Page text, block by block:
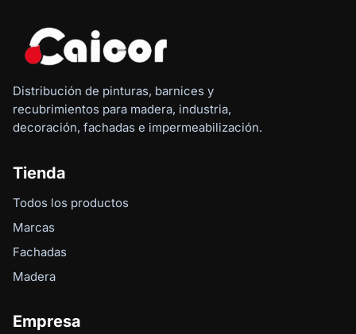
Distribución de pinturas, barnices y
recubrimientos para madera, industria,
decoración, fachadas e impermeabilización.
Tienda
Todos los productos
Marcas
Fachadas
Madera
Empresa